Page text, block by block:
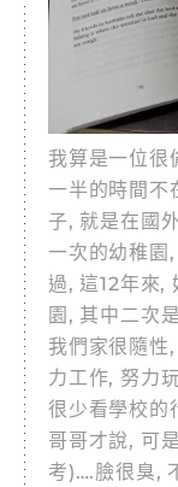
我算是一位很
一半的時間不
子, 就是在國
一次的幼稚園
過, 這12年來,
園, 其中二次
我們家很隨性
力工作, 努力
很少看學校的
哥哥才說, 可
考)….臉很臭,